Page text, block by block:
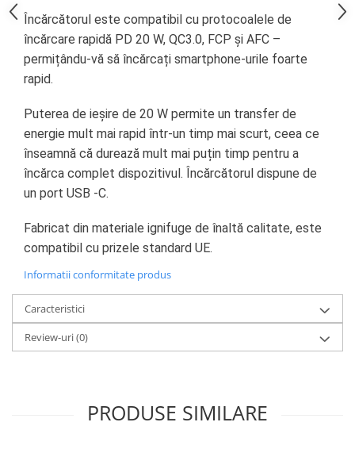
Ecrane Pentru VIVO
VIVO COMPATIBILE
Ecrane Pentru OPPO
OPPO COMPATIBILE
Ecrane Pentru REALME
REALME COMPATIBILE
REALME SERVICE PACK
Ecrane pentru LG
DOOGEE COMPATIBILE
DOOGEE SERVICE PACK
Ecrane Pentru LENOVO
ECRANE LENOVO COMPATIBILE
Ecrane Pentru INFINIX
Boxe Portabile
Încărcătorul este compatibil cu protocoalele de
încărcare rapidă PD 20 W, QC3.0, FCP și AFC –
permițându-vă să încărcați smartphone-urile foarte
rapid.
Puterea de ieșire de 20 W permite un transfer de
energie mult mai rapid într-un timp mai scurt, ceea ce
înseamnă că durează mult mai puțin timp pentru a
încărca complet dispozitivul. Încărcătorul dispune de
un port USB -C.
Fabricat din materiale ignifuge de înaltă calitate, este
compatibil cu prizele standard UE.
Informatii conformitate produs
Caracteristici
Review-uri(0)
PRODUSE SIMILARE